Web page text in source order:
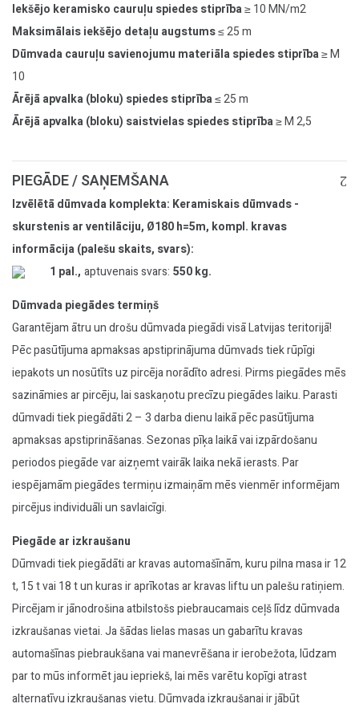
Iekšējo keramisko cauruļu spiedes stiprība≥ 10 MN/m2
Maksimālais iekšējo detaļu augstums≤ 25 m
Dūmvada cauruļu savienojumu materiāla spiedes stiprība≥ M
10
Ārējā apvalka (bloku) spiedes stiprība≤ 25 m
Ārējā apvalka (bloku) saistvielas spiedes stiprība≥ M 2,5
PIEGĀDE / SAŅEMŠANA
Izvēlētā dūmvada komplekta: Keramiskais dūmvads -
skurstenis ar ventilāciju, Ø180 h=5m, kompl. kravas
informācija (palešu skaits, svars):
1 pal., aptuvenais svars: 550 kg.
Dūmvada piegādes termiņš
Garantējam ātru un drošu dūmvada piegādi visā Latvijas teritorijā!
Pēc pasūtījuma apmaksas apstiprinājuma dūmvads tiek rūpīgi
iepakots un nosūtīts uz pircēja norādīto adresi. Pirms piegādes mēs
sazināmies ar pircēju, lai saskaņotu precīzu piegādes laiku. Parasti
dūmvadi tiek piegādāti 2 – 3 darba dienu laikā pēc pasūtījuma
apmaksas apstiprināšanas. Sezonas pīķa laikā vai izpārdošanu
periodos piegāde var aizņemt vairāk laika nekā ierasts. Par
iespējamām piegādes termiņu izmaiņām mēs vienmēr informējam
pircējus individuāli un savlaicīgi.
Piegāde ar izkraušanu
Dūmvadi tiek piegādāti ar kravas automašīnām, kuru pilna masa ir 12
t, 15 t vai 18 t un kuras ir aprīkotas ar kravas liftu un palešu ratiņiem.
Pircējam ir jānodrošina atbilstošs piebraucamais ceļš līdz dūmvada
izkraušanas vietai. Ja šādas lielas masas un gabarītu kravas
automašīnas piebraukšana vai manevrēšana ir ierobežota, lūdzam
par to mūs informēt jau iepriekš, lai mēs varētu kopīgi atrast
alternatīvu izkraušanas vietu. Dūmvada izkraušanai ir jābūt